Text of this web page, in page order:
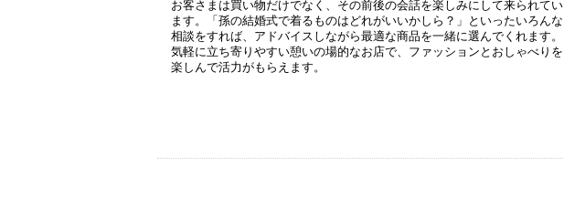
お客さまは買い物だけでなく、その前後の会話を楽しみにして来られてい
ます。「孫の結婚式で着るものはどれがいいかしら？」といったいろんな
相談をすれば、アドバイスしながら最適な商品を一緒に選んでくれます。
気軽に立ち寄りやすい憩いの場的なお店で、ファッションとおしゃべりを
楽しんで活力がもらえます。